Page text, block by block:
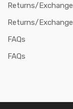
Returns/Exchange
Returns/Exchange
FAQs
FAQs